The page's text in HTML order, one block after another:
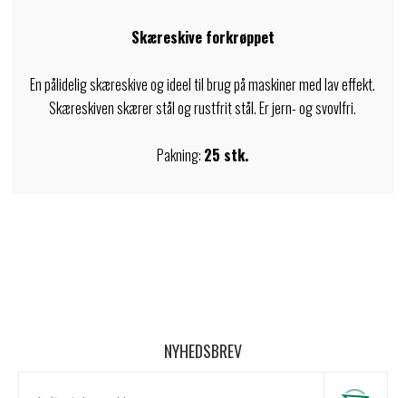
Skæreskive forkrøppet
En pålidelig skæreskive og ideel til brug på maskiner med lav effekt.
Skæreskiven skærer stål og rustfrit stål. Er jern- og svovlfri.
Pakning: 25 stk.
NYHEDSBREV